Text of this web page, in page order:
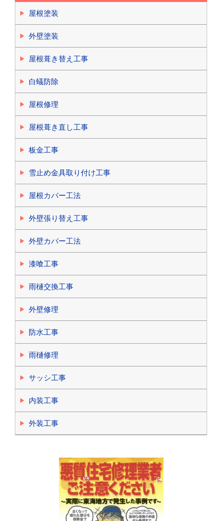
屋根塗装
外壁塗装
屋根葺き替え工事
白蟻防除
屋根修理
屋根葺き直し工事
板金工事
雪止め金具取り付け工事
屋根カバー工法
外壁張り替え工事
外壁カバー工法
漆喰工事
雨樋交換工事
外壁修理
防水工事
雨樋修理
サッシ工事
内装工事
外装工事